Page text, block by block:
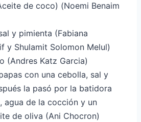
de coco) (Noemi Benaim
y pimienta (Fabiana
y Shulamit Solomon Melul)
(Andres Katz Garcia)
con una cebolla, sal y
la pasó por la batidora
agua de la cocción y un
de oliva (Ani Chocron)